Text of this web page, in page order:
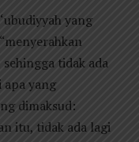
yang
tidak ada
apa yang
dimaksud:
itu, tidak ada lagi